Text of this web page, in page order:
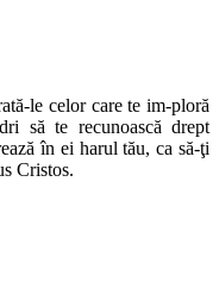
le celor care te im-ploră
să te recunoască drept
în ei harul tău, ca să-ţi
Cristos.